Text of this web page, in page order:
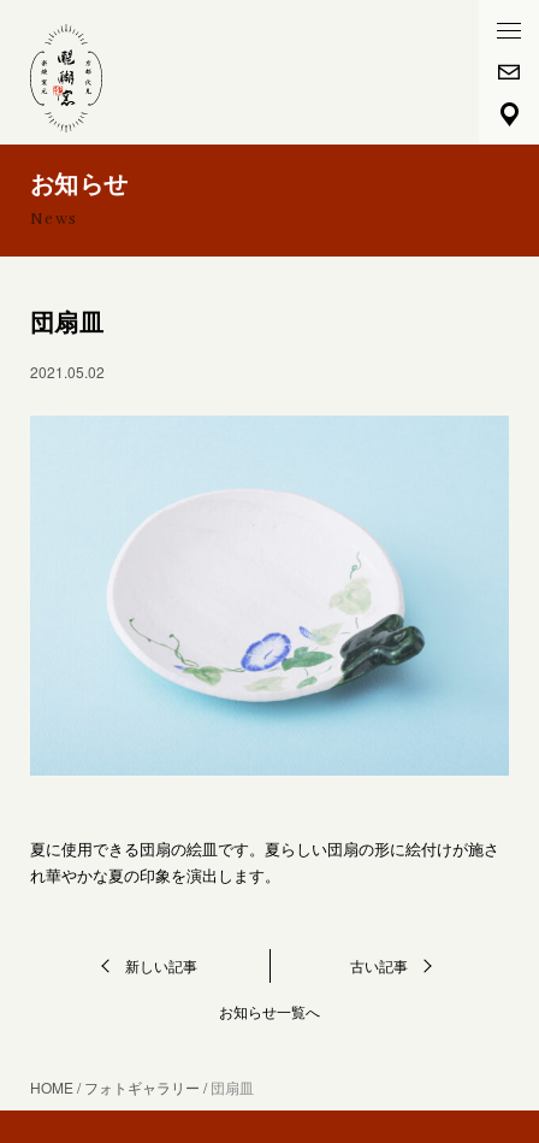
HOME
醍醐窯について
フォトギャラリー
アクセスマップ
〒601-1325 京都市伏見区醍醐東大路町20-5
お知らせ
News
団扇皿
2021.05.02
夏に使用できる団扇の絵皿です。夏らしい団扇の形に絵付けが施さ
れ華やかな夏の印象を演出します。
新しい記事
お知らせ一覧へ
古い記事
HOME フォトギャラリー 団扇皿